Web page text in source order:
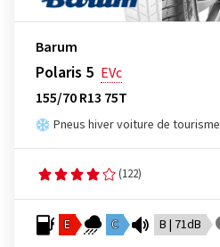
Barum
Polaris 5 EVc
155/70 R13 75T
Pneus hiver voiture de tourisme
(122)
E C B | 71dB